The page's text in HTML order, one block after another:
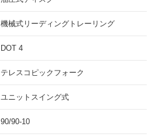
機械式リーディングトレーリング
DOT 4
テレスコピックフォーク
ユニットスイング式
90/90-10